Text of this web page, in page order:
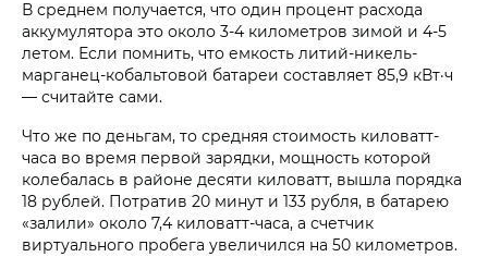
В среднем получается, что один процент расхода
аккумулятора это около 3-4 километров зимой и 4-5
летом. Если помнить, что емкость литий-никель-
марганец-кобальтовой батареи составляет 85,9 кВт·ч
— считайте сами.
Что же по деньгам, то средняя стоимость киловатт-
часа во время первой зарядки, мощность которой
колебалась в районе десяти киловатт, вышла порядка
18 рублей. Потратив 20 минут и 133 рубля, в батарею
«залили» около 7,4 киловатт-часа, а счетчик
виртуального пробега увеличился на 50 километров.